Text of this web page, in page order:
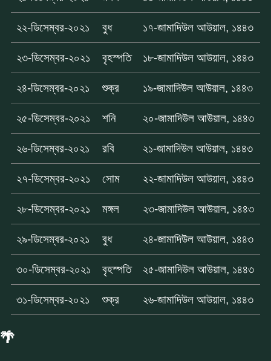
২২-ডিসেম্বর-২০২১ বুধ ১৭-জামাদিউল আউয়াল, ১৪৪৩
২৩-ডিসেম্বর-২০২১ বৃহস্পতি ১৮-জামাদিউল আউয়াল, ১৪৪৩
২৪-ডিসেম্বর-২০২১ শুক্র ১৯-জামাদিউল আউয়াল, ১৪৪৩
২৫-ডিসেম্বর-২০২১ শনি ২০-জামাদিউল আউয়াল, ১৪৪৩
২৬-ডিসেম্বর-২০২১ রবি ২১-জামাদিউল আউয়াল, ১৪৪৩
২৭-ডিসেম্বর-২০২১ সোম ২২-জামাদিউল আউয়াল, ১৪৪৩
২৮-ডিসেম্বর-২০২১ মঙ্গল ২৩-জামাদিউল আউয়াল, ১৪৪৩
২৯-ডিসেম্বর-২০২১ বুধ ২৪-জামাদিউল আউয়াল, ১৪৪৩
৩০-ডিসেম্বর-২০২১ বৃহস্পতি ২৫-জামাদিউল আউয়াল, ১৪৪৩
৩১-ডিসেম্বর-২০২১ শুক্র ২৬-জামাদিউল আউয়াল, ১৪৪৩
🌴